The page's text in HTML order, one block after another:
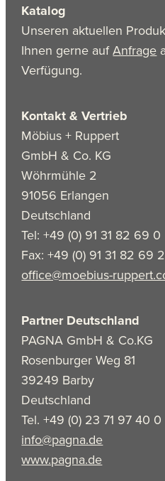
Katalog
Unseren aktuellen
Ihnen gerne aufAnfrage
Verfügung.
Kontakt & Vertrieb
Möbius + Ruppert
GmbH & Co. KG
Wöhrmühle 2
91056 Erlangen
Deutschland
Tel: +49 (0) 91 31 82 69 0
Fax: +49 (0) 91 31 82 69
office@moebius-
Partner Deutschland
PAGNA GmbH & Co.KG
Rosenburger Weg 81
39249 Barby
Deutschland
Tel. +49 (0) 23 71 97 40 0
info@pagna.de
www.pagna.de